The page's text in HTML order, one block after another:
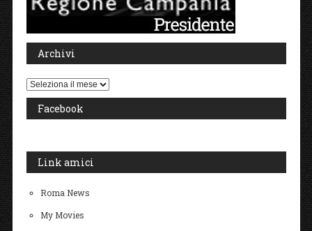
Archivi
Archivi
Facebook
Link amici
Roma News
My Movies